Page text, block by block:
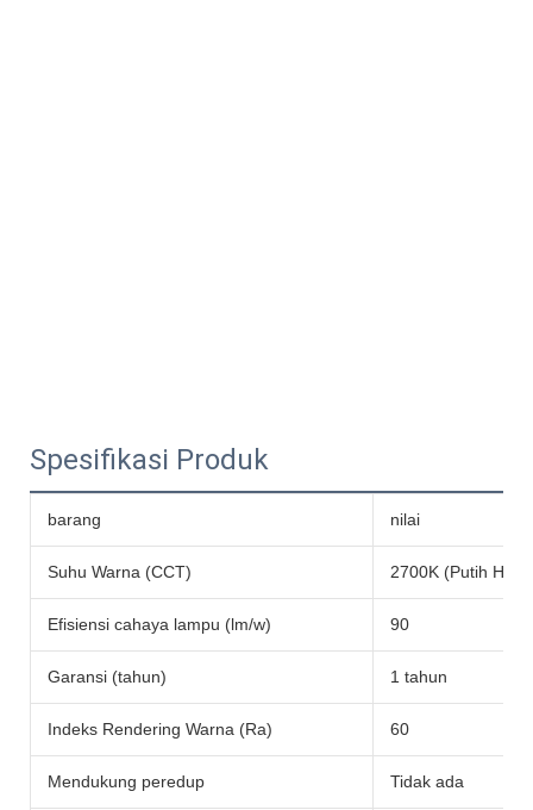
Spesifikasi Produk
barang nilai
Suhu Warna (CCT) 2700K (Putih
Efisiensi cahaya lampu (lm/w) 90
Garansi (tahun) 1 tahun
Indeks Rendering Warna (Ra) 60
Mendukung peredup Tidak ada